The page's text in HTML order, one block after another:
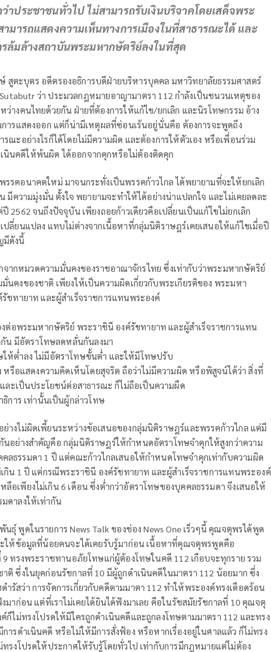
าประชาชนทั่วไป ไม่สามารถรับเงินบริจาคโดยเสด็จพระ
ามารถแสดงความเห็นทางการเมืองในที่สาธารณะได้ และ
ล้มล้างสถาบันพระมหากษัตริย์ลงในที่สุด
สูตะบุตร อดีตรองอธิการบดีฝ่ายบริหารบุคคล มหาวิทยาลัยธรรมศาสตร์
ว่า ประมวลกฎหมายอาญามาตรา 112 กำลังเป็นชนวนเหตุของ
ว่างคนไทยด้วยกัน ฝ่ายที่ต้องการให้แก้ไข/ยกเลิก และนิรโทษกรรม อ้าง
การแสดงออก แต่ก็น่ามีเหตุผลที่ซ่อนเร้นอยู่นั่นคือ ต้องการจะพูดถึง
รณะอย่างไรก็ได้โดยไม่มีความผิด และต้องการให้ตัวเอง หรือเพื่อนร่วม
นินคดีให้พ้นผิด ได้ออกจากคุกหรือไม่ต้องติดคุก
รรคอนาคตใหม่ มาจนกระทั่งเป็นพรรคก้าวไกล ได้พยายามที่จะให้ยกเลิก
มีความมุ่งมั่น ตั้งใจ พยายามจะทำให้ได้อย่างน่าแปลกใจ และไม่เคยลดละ
2562 จนถึงปัจจุบัน เพียงถอยก้าวเดียวคือเปลี่ยนเป็นแก้ไขไม่ยกเลิก
ปลี่ยนแปลง แทบไม่ต่างจากเนื้อหาที่กลุ่มนิติราษฎร์เคยเสนอให้แก้ไขเมื่อปี
มีดังนี้
จากหมวดความมั่นคงของราชอาณาจักรไทย ซึ่งเท่ากับว่าพระมหากษัตริย์
นคงของชาติ เพียงให้เป็นความผิดเกี่ยวกับพระเกียรติของ พระมหา
ชทายาท และผู้สำเร็จราชการแทนพระองค์
ต่อพระมหากษัตริย์ พระราชินี องค์รัขทายาท และผู้สำเร็จราชการแทน
น มีอัตราโทษลดหลั่นกันลงมา
ห้ต่ำลง ไม่มีอัตราโทษขั้นต่ำ และให้มีโทษปรับ
หรือแสดงความคิดเห็นโดยสุจริต ถือว่าไม่มีความผิด หรือพิสูจน์ได้ว่า สิ่งที่
ละเป็นประโยชน์ต่อสาธารณะ ก็ไม่ถือเป็นความผืด
ธิการ เท่านั้นเป็นผู้กล่าวโทษ
างไม่ผิดเพี้ยนระหว่างข้อเสนอของกลุ่มนิติราษฎร์และพรรคก้าวไกล แต่มี
นอย่างสำคัญคือ กลุ่มนิติราษฎร์ให้กำหนดอัตราโทษจำคุกให้สูงกว่าความ
ธรรมดา 1 ปี แต่คณะก้าวไกลเสนอให้กำหนดโทษจำคุกเท่ากับความผิด
กิน 1 ปี แต่กรณีพระราชินี องค์รัชทายาท และผู้สำเร็จราชการแทนพระองค์
ลือเพียงไม่เกิน 6 เดือน ซึ่งต่ำกว่าอัตราโทษของบุคคลธรรมดา จึงเสนอให้
ดาลงให้เท่ากัน
พูดในรายการ News Talk ของช่อง News One เร็วๆนี้ คุณจตุพรได้พูด
ให้ข้อมูลที่น้อยคนจะได้เคยรับรู้มาก่อน เนื้อหาที่คุณจตุพรพูดคือ
9 ทรงพระราชทานอภัยโทษแก่ผู้ต้องโทษในคดี 112 เกือบจะทุกราย รวม
ติ ซึ่งในยุคก่อนรัชกาลที่ 10 มีผู้ถูกดำเนินคดีในมาตรา 112 น้อยมาก ซึ่ง
ำรัสว่า การจัดการเกี่ยวกับคดีตามมาตา 112 ทำให้พระองค์ทรงเดือดร้อน
งมาก่อน แต่ที่เราไม่เคยได้ยินได้ฟังมาเลย คือในรัชสมัยรัชกาลที่ 10 คุณจตุ
ก็ไม่ทรงโปรดให้มีใครถูกดำเนินคดีและถูกลงโทษตามมาตรา 112 และทรง
ารดำเนินคดี หรือไม่ให้มีการสั่งฟ้อง หรือหากเรื่องอยู่ในศาลแล้ว ก็ไม่ทรง
รงโปรดให้ประกาศให้รับรู้โดยทั่วไป เท่ากับการมีกฎหมายแต่ไม่ต้อง